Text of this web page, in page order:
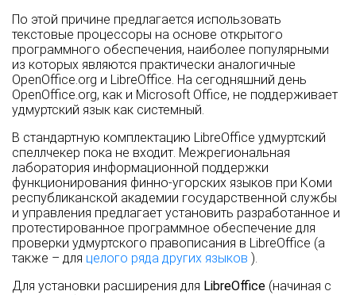
По этой причине предлагается использовать
текстовые процессоры на основе открытого
программного обеспечения, наиболее популярными
из которых являются практически аналогичные
OpenOffice.org и LibreOffice. На сегодняшний день
OpenOffice.org, как и Microsoft Office, не поддерживает
удмуртский язык как системный.
В стандартную комплектацию LibreOffice удмуртский
спеллчекер пока не входит. Межрегиональная
лаборатория информационной поддержки
функционирования финно-угорских языков при Коми
республиканской академии государственной службы
и управления предлагает установить разработанное и
протестированное программное обеспечение для
проверки удмуртского правописания в LibreOffice (а
также – для целого ряда других языков ).
Для установки расширения для LibreOffice (начиная с